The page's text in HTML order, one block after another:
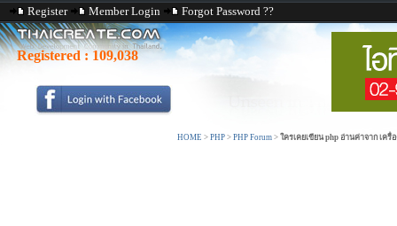
Register Member Login Forgot Password ??
Registered : 109,038
HOME > PHP > PHP Forum > ใครเคยเขียน php อ่านค่าจาก เค